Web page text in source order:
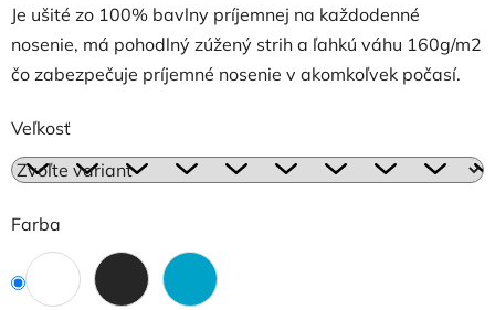
Je ušité zo 100% bavlny príjemnej na každodenné
nosenie, má pohodlný zúžený strih a ľahkú váhu 160g/m2
čo zabezpečuje príjemné nosenie v akomkoľvek počasí.
Veľkosť
Farba